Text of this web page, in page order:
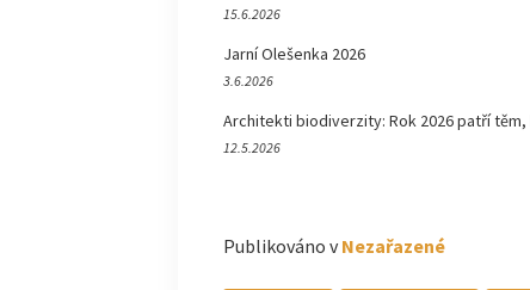
15.6.2026
Jarní Olešenka 2026
3.6.2026
Architekti biodiverzity: Rok 2026 patří
12.5.2026
Publikováno v Nezařazené